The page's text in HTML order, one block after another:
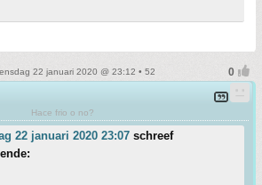
22 januari 2020 @ 23:12 • 52
Hace frio o no?
22 januari 2020 23:07 schreef